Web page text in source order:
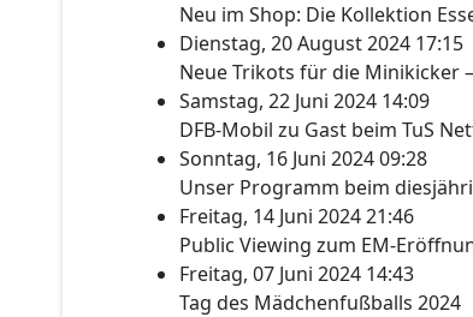
Neu im Shop: Die Kollektion
Dienstag, 20 August 2024 17:15
Neue Trikots für die Minikicker
Samstag, 22 Juni 2024 14:09
DFB-Mobil zu Gast beim TuS
Sonntag, 16 Juni 2024 09:28
Unser Programm beim
Freitag, 14 Juni 2024 21:46
Public Viewing zum EM-
Freitag, 07 Juni 2024 14:43
Tag des Mädchenfußballs 2024